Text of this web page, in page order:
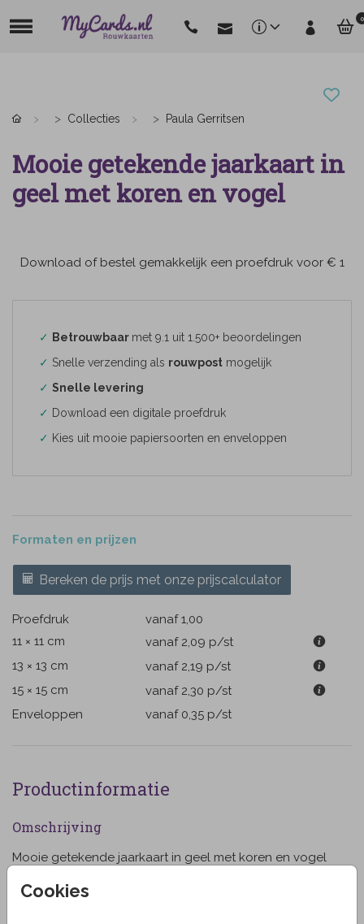
0
Cookies
Collecties Paula Gerritsen
Mooie getekende jaarkaart in
geel met koren en vogel
Download of bestel gemakkelijk een proefdruk voor € 1
✓ Betrouwbaar met 9.1 uit 1.500+ beoordelingen
✓ Snelle verzending als rouwpost mogelijk
✓ Snelle levering
✓ Download een digitale proefdruk
✓ Kies uit mooie papiersoorten en enveloppen
Formaten en prijzen
Bereken de prijs met onze prijscalculator
Proefdruk
vanaf 1,00
11 × 11 cm
vanaf 2,09 p/st
13 × 13 cm
vanaf 2,19 p/st
15 × 15 cm
vanaf 2,30 p/st
Enveloppen
vanaf 0,35 p/st
Productinformatie
Omschrijving
Mooie getekende jaarkaart in geel met koren en vogel